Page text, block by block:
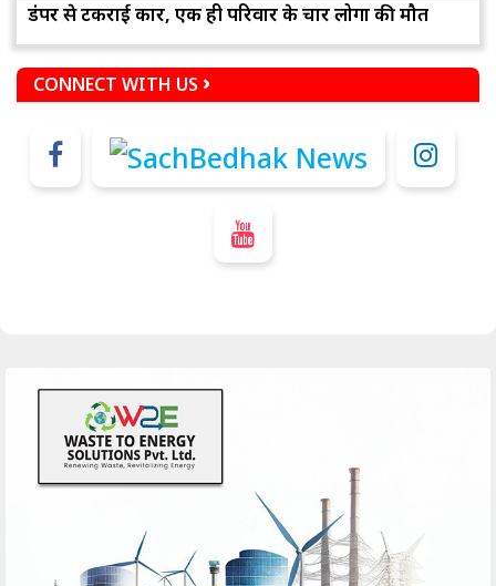
डंपर से टकराई कार, एक ही परिवार के चार लोगों की मौत
CONNECT WITH US